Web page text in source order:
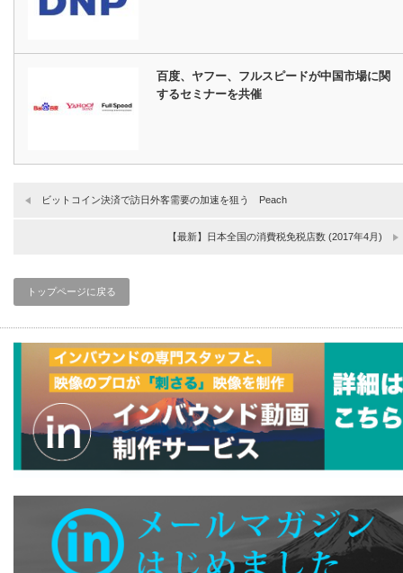
百度、ヤフー、フルスピードが中国市場に関
するセミナーを共催
ビットコイン決済で訪日外客需要の加速を狙う Peach
【最新】日本全国の消費税免税店数 (2017年4月)
トップページに戻る